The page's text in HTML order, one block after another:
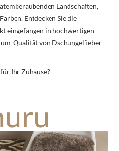
Landschaften,
Entdecken Sie die
eingefangen in hochwertigen
Qualität von Dschungelfieber
Ihr Zuhause?